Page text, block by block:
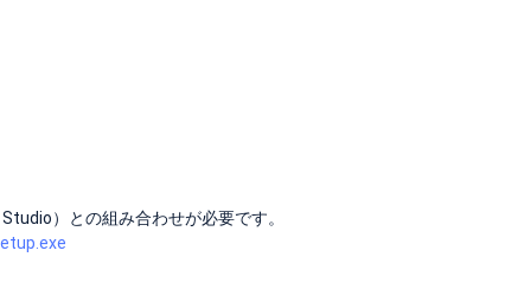
）との組み合わせが必要です。